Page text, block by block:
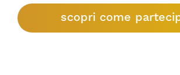
scopri come